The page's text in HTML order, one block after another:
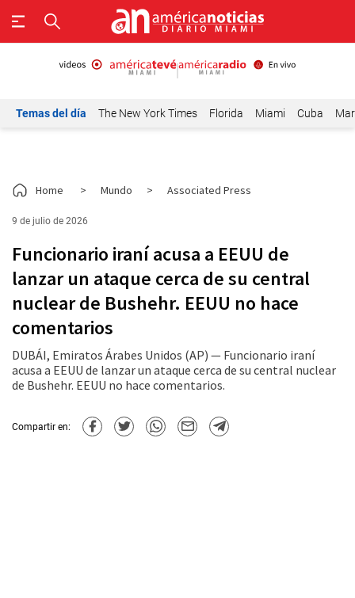
Temas del día The New York Times Florida Miami Cuba
Home > Mundo > Associated Press
9 de julio de 2026
Funcionario iraní acusa a EEUU de
lanzar un ataque cerca de su central
nuclear de Bushehr. EEUU no hace
comentarios
DUBÁI, Emiratos Árabes Unidos (AP) — Funcionario iraní
acusa a EEUU de lanzar un ataque cerca de su central nuclear
de Bushehr. EEUU no hace comentarios.
Compartir en: